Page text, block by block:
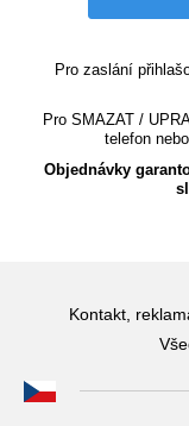
Pro zaslání
Pro SMAZAT /
telefon
Objednávky
Kontakt,